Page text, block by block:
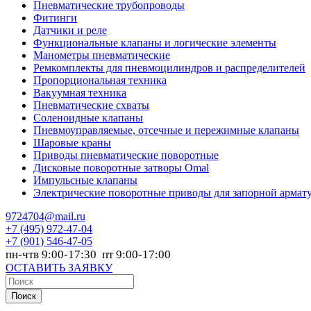
Пневматические трубопроводы
Фитинги
Датчики и реле
Функциональные клапаны и логические элементы
Манометры пневматические
Ремкомплекты для пневмоцилиндров и распределителей
Пропорциональная техника
Вакуумная техника
Пневматические схваты
Соленоидные клапаны
Пневмоуправляемые, отсечные и пережимные клапаны
Шаровые краны
Приводы пневматические поворотные
Дисковые поворотные затворы Omal
Импульсные клапаны
Электрические поворотные приводы для запорной
9724704@mail.ru
+7 (495) 972-47-04
+7 (901) 546-47-05
пн-чтв 9:00-17:30 пт 9:00-17:00
ОСТАВИТЬ ЗАЯВКУ
Поиск